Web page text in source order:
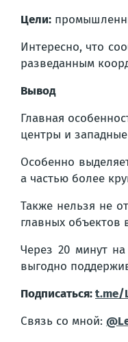
Цели:
Интересно, что
разведанным
Вывод
Главная
центры и
Особенно
а частью более
Также нельзя не
главных
Через 20 минут
выгодно
Подписаться:t.me/
Связь со мной: